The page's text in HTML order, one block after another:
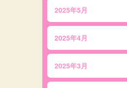
2025年5月
2025年4月
2025年3月